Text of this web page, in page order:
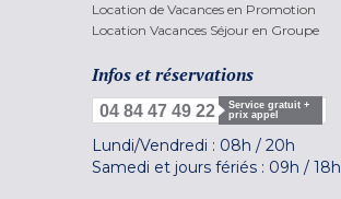
Location de Vacances en Promotion
Location Vacances Séjour en Groupe
Infos et réservations
04 84 47 49 22
Service gratuit +
prix appel
Lundi/Vendredi : 08h / 20h
Samedi et jours fériés : 09h / 18h